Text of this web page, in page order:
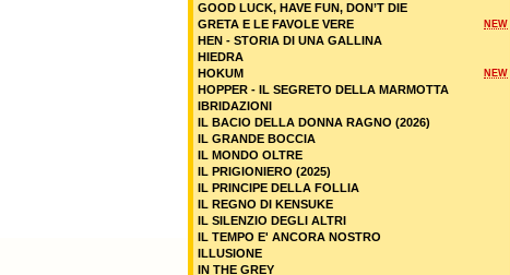
GOOD LUCK, HAVE FUN, DON’T DIE
NEW
GRETA E LE FAVOLE VERE
HEN - STORIA DI UNA GALLINA
HIEDRA
NEW
HOKUM
HOPPER - IL SEGRETO DELLA MARMOTTA
IBRIDAZIONI
IL BACIO DELLA DONNA RAGNO (2026)
IL GRANDE BOCCIA
IL MONDO OLTRE
IL PRIGIONIERO (2025)
IL PRINCIPE DELLA FOLLIA
IL REGNO DI KENSUKE
IL SILENZIO DEGLI ALTRI
IL TEMPO E' ANCORA NOSTRO
ILLUSIONE
IN THE GREY